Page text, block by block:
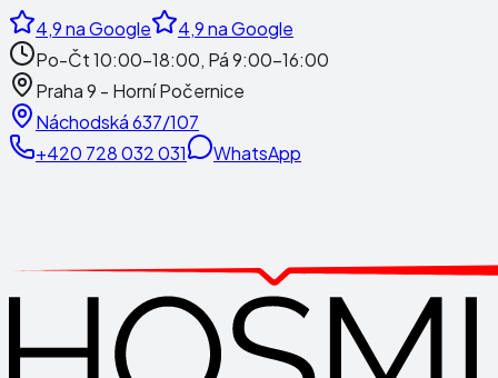
4,9na Google 4,9na Google
Po-Čt 10:00-18:00, Pá 9:00-16:00
Praha 9 - Horní Počernice
Náchodská 637/107
+420 728 032 031
WhatsApp